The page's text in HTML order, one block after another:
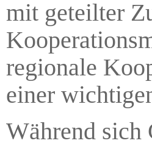
mit geteilter
regionale
einer
Während sich